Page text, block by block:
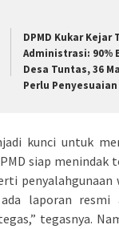
DPMD Kukar Kejar
Administrasi: 90%
Desa Tuntas, 36
Perlu Penyesuaian
kunci untuk
siap menindak
penyalahgunaan
laporan
tegasnya.